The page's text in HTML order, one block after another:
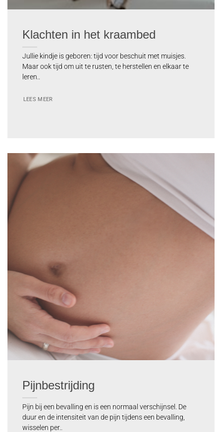
Klachten in het kraambed
Jullie kindje is geboren: tijd voor beschuit met muisjes.
Maar ook tijd om uit te rusten, te herstellen en elkaar te
leren..
LEES MEER
Pijnbestrijding
Pijn bij een bevalling en is een normaal verschijnsel. De
duur en de intensiteit van de pijn tijdens een bevalling,
wisselen per..